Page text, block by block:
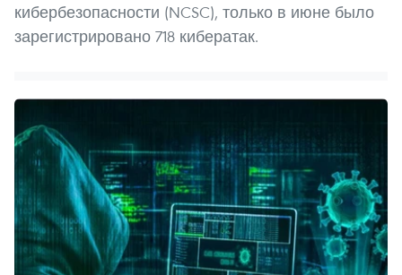
кибербезопасности (NCSC), только в июне было
зарегистрировано 718 кибератак.